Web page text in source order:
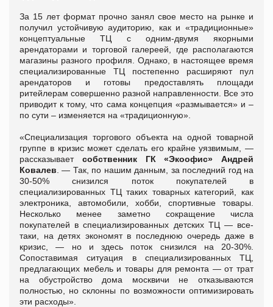
За 15 лет формат прочно занял свое место на рынке и
получил устойчивую аудиторию, как и «традиционные»
концептуальные ТЦ с одним-двумя якорными
арендаторами и торговой галереей, где располагаются
магазины разного профиля. Однако, в настоящее время
специализированные ТЦ постепенно расширяют пул
арендаторов и готовы предоставлять площади
ритейлерам совершенно разной направленности. Все это
приводит к тому, что сама концепция «размывается» и –
по сути – изменяется на «традиционную».
«Специализация торгового объекта на одной товарной
группе в кризис может сделать его крайне уязвимым, —
рассказывает собственник ГК «Экоофис» Андрей
Ковалев . — Так, по нашим данным, за последний год на
30-50% снизился поток покупателей в
специализированных ТЦ таких товарных категорий, как
электроника, автомобили, хобби, спортивные товары.
Несколько менее заметно сокращение числа
покупателей в специализированных детских ТЦ — все-
таки, на детях экономят в последнюю очередь даже в
кризис, — но и здесь поток снизился на 20-30%.
Сопоставимая ситуация в специализированных ТЦ,
предлагающих мебель и товары для ремонта — от трат
на обустройство дома москвичи не отказываются
полностью, но склонны по возможности оптимизировать
эти расходы».